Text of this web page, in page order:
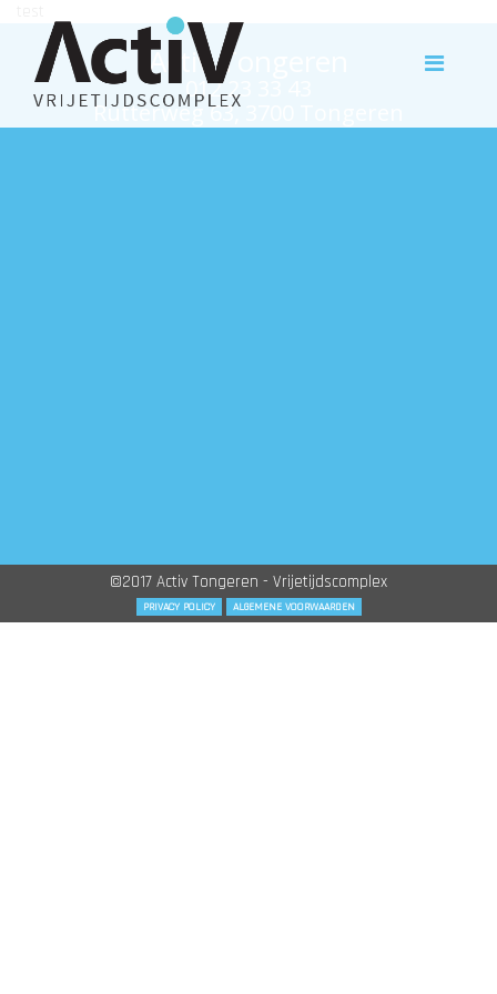
Activ Tongeren
012 23 33 43
Rutterweg 63, 3700 Tongeren
©2017 Activ Tongeren - Vrijetijdscomplex
PRIVACY POLICY ALGEMENE VOORWAARDEN